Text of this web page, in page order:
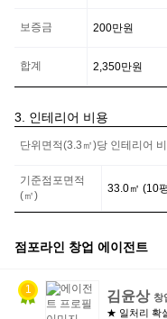
업
의
정
보증금 200만원
합계 2,350만원
3. 인테리어 비용
테
어
비
용
보
단위면적(3.3㎡)당 인테리어
기준점포면적
(㎡)
33.0㎡ (10
점포라인 창업 에이전트
1 김윤상 창
★ 일처리 확